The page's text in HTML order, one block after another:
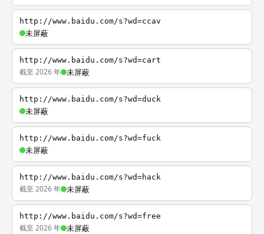
http://www.baidu.com/s?wd=ccav
未屏蔽
http://www.baidu.com/s?wd=cart
截至 2026 年 未屏蔽
http://www.baidu.com/s?wd=duck
未屏蔽
http://www.baidu.com/s?wd=fuck
未屏蔽
http://www.baidu.com/s?wd=hack
截至 2026 年 未屏蔽
http://www.baidu.com/s?wd=free
截至 2026 年 未屏蔽